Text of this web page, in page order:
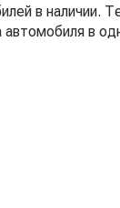
в наличии.
автомобиля в